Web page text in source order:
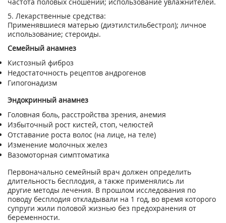
частота половых сношений; использование увлажнителей.
5. Лекарственные средства:
Применявшиеся матерью (диэтилстильбестрол); личное
использование; стероиды.
Семейный анамнез
Кистозный фиброз
Недостаточность рецептов андрогенов
Гипогонадизм
Эндокринный анамнез
Головная боль, расстройства зрения, анемия
Избыточный рост кистей, стоп, челюстей
Отставание роста волос (на лице, на теле)
Изменение молочных желез
Вазомоторная симптоматика
Первоначально семейный врач должен определить
длительность бесплодия, а также применялись ли
другие методы лечения. В прошлом исследования по
поводу бесплодия откладывали на 1 год, во время которого
супруги жили половой жизнью без предохранения от
беременности.